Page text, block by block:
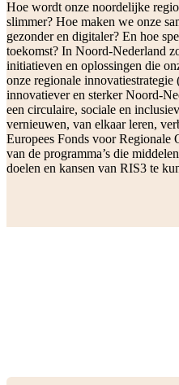
Hoe wordt onze noordelijke
slimmer? Hoe maken we onze
gezonder en digitaler? En hoe
toekomst? In Noord-Nederland
initiatieven en oplossingen die
onze regionale
innovatiever en sterker Noord-
een circulaire, sociale en
vernieuwen, van elkaar leren,
Europees Fonds voor
van de programma’s die
doelen en kansen van RIS3 te